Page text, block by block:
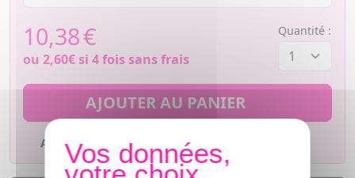
10,38€
ou 2,60€si 4 fois sans frais
Quantité :
AJOUTER AU PANIER
Ajouter à mes favoris